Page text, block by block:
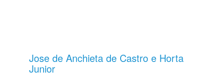
Jose de Anchieta de Castro e Horta
Junior